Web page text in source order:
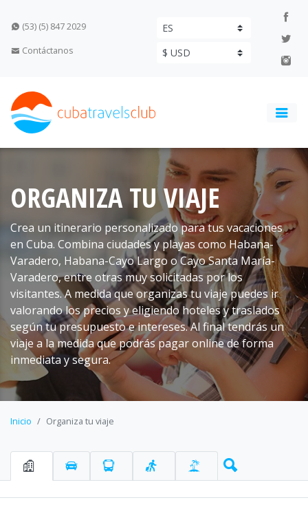
(53) (5) 847 2029
Contáctanos
ORGANIZA TU VIAJE
Crea un itinerario personalizado para tus vacaciones
en Cuba. Combina ciudades y playas como Habana-
Varadero, Habana-Cayo Largo o Cayo Santa María-
Varadero, entre otras muy solicitadas por los
visitantes. A medida que organizas tu viaje puedes ir
valorando los precios y eligiendo hoteles y traslados
según tu presupuesto e intereses. Al final tendrás un
viaje a la medida que podrás pagar online de forma
inmediata y segura.
Inicio Organiza tu viaje